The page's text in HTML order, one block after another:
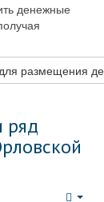
денежные
размещения
ряд